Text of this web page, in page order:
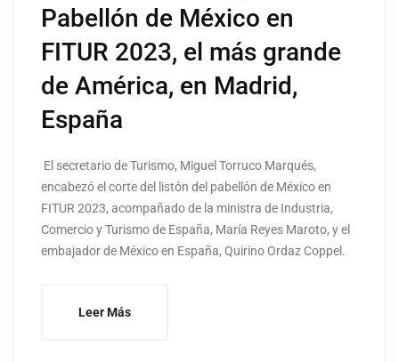
Pabellón de México en
FITUR 2023, el más grande
de América, en Madrid,
España
El secretario de Turismo, Miguel Torruco Marqués,
encabezó el corte del listón del pabellón de México en
FITUR 2023, acompañado de la ministra de Industria,
Comercio y Turismo de España, María Reyes Maroto, y el
embajador de México en España, Quirino Ordaz Coppel.
Leer Más